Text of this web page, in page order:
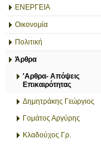
ΕΝΕΡΓΕΙΑ
Οικονομία
Πολιτική
Άρθρα
'Αρθρα- Απόψεις
Επικαιρότητας
Δημητράκης Γεώργιος
Γομάτος Αργύρης
Κλαδούχος Γρ.